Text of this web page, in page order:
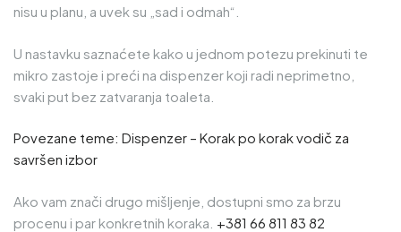
nisu u planu, a uvek su „sad i odmah“.
U nastavku saznaćete kako u jednom potezu prekinuti te
mikro zastoje i preći na dispenzer koji radi neprimetno,
svaki put bez zatvaranja toaleta.
Povezane teme: Dispenzer – Korak po korak vodič za
savršen izbor
Ako vam znači drugo mišljenje, dostupni smo za brzu
procenu i par konkretnih koraka. +381 66 811 83 82